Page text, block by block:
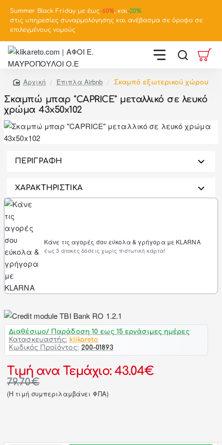
Summer Black Friday με έως-60%, και-20%
στις υπηρεσίες συναρμολόγησης και ανέβασμα σε όροφο σε
επιλεγμένους νομούς
home
Έπιπλα Airbnb Σκαμπό εξωτερικού χώρου
Σκαμπώ μπαρ "CAPRICE" μεταλλικό σε λευκό
χρώμα 43x50x102
ΠΕΡΙΓΡΑΦΗ
ΧΑΡΑΚΤΗΡΙΣΤΙΚΑ
Κάνε τις αγορές σου εύκολα & γρήγορα με KLARNA
έως 3 άτοκες δόσεις χωρίς πιστωτική κάρτα!
Διαθέσιμο/ Παράδοση 10 εως 15 εργάσιμες ημέρες
Κατασκευαστής: klikareto
Κωδικός Προϊόντος: 200-01893
Τιμή ανα Τεμάχιο: 43.04€
79.70€
(H τιμή συμπεριλαμβάνει ΦΠΑ)